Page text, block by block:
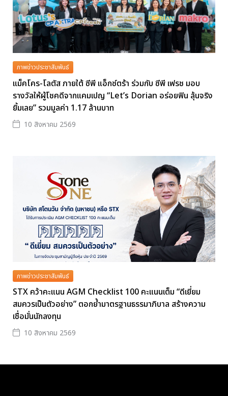
ภาพข่าวประชาสัมพันธ์
แม็คโคร-โลตัส ภายใต้ ซีพี แอ็กซ์ตร้า ร่วมกับ ซีพี เฟรช มอบ
รางวัลให้ผู้โชคดีจากแคมเปญ “Let’s Dorian อร่อยฟิน ลุ้นจริง
ยิ้มเลย” รวมมูลค่า 1.17 ล้านบาท
10 สิงหาคม 2569
ภาพข่าวประชาสัมพันธ์
STX คว้าคะแนน AGM Checklist 100 คะแนนเต็ม “ดีเยี่ยม
สมควรเป็นตัวอย่าง” ตอกย้ำมาตรฐานธรรมาภิบาล สร้างความ
เชื่อมั่นนักลงทุน
10 สิงหาคม 2569